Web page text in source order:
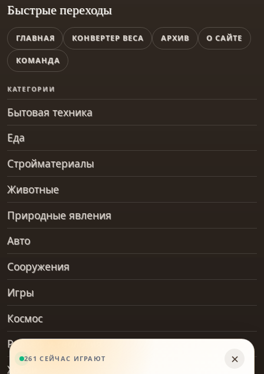
Быстрые переходы
ГЛАВНАЯ КОНВЕРТЕР ВЕСА АРХИВ О САЙТЕ
КОМАНДА
КАТЕГОРИИ
Бытовая техника
Еда
Стройматериалы
Животные
Природные явления
Авто
Сооружения
Игры
Космос
Рельеф и геология
Хобби